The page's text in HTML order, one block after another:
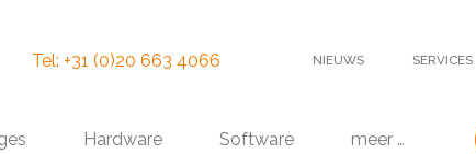
Tel: +31 (0)20 663 4066 NIEUWS SERVICES
Hardware Software meer …